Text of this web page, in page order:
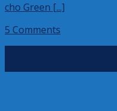
cho Green [...]
5 Comments